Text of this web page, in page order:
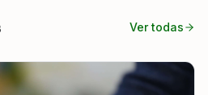
Ver todas